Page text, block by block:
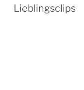
AM
Lieblingsclips